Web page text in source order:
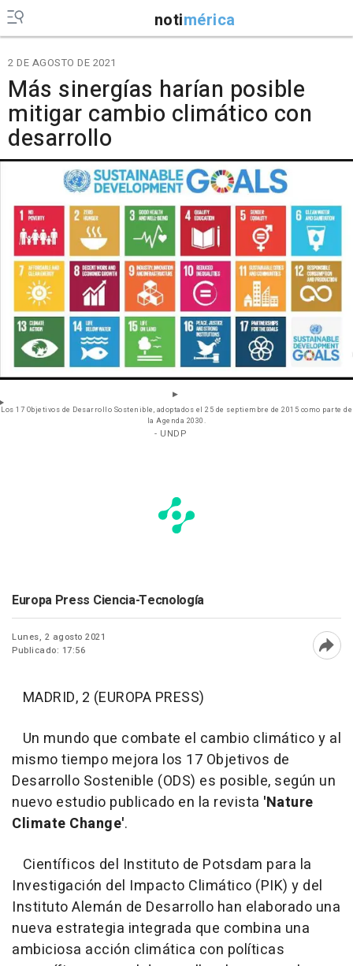
notimérica
2 DE AGOSTO DE 2021
Más sinergías harían posible
mitigar cambio climático con
desarrollo
Los 17 Objetivos de Desarrollo Sostenible, adoptados el 25 de septiembre de 2015 como parte de
la Agenda 2030.
- UNDP
Europa Press Ciencia-Tecnología
Lunes, 2 agosto 2021
Publicado: 17:56
MADRID, 2 (EUROPA PRESS)
Un mundo que combate el cambio climático y al
mismo tiempo mejora los 17 Objetivos de
Desarrollo Sostenible (ODS) es posible, según un
nuevo estudio publicado en la revista 'Nature
Climate Change'.
Científicos del Instituto de Potsdam para la
Investigación del Impacto Climático (PIK) y del
Instituto Alemán de Desarrollo han elaborado una
nueva estrategia integrada que combina una
ambiciosa acción climática con políticas